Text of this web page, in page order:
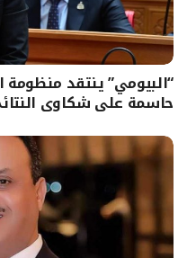
“البيومي” ينتقد منظومة
حاسمة على شكاوى